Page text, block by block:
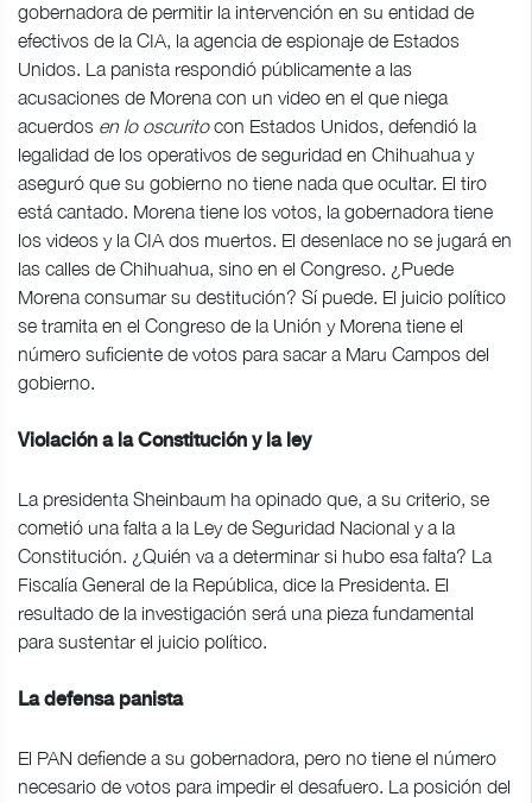
gobernadora de permitir la intervención en su entidad de
efectivos de la CIA, la agencia de espionaje de Estados
Unidos. La panista respondió públicamente a las
acusaciones de Morena con un video en el que niega
acuerdos en lo oscuritocon Estados Unidos, defendió la
legalidad de los operativos de seguridad en Chihuahua y
aseguró que su gobierno no tiene nada que ocultar. El tiro
está cantado. Morena tiene los votos, la gobernadora tiene
los videos y la CIA dos muertos. El desenlace no se jugará en
las calles de Chihuahua, sino en el Congreso. ¿Puede
Morena consumar su destitución? Sí puede. El juicio político
se tramita en el Congreso de la Unión y Morena tiene el
número suficiente de votos para sacar a Maru Campos del
gobierno.
Violación a la Constitución y la ley
La presidenta Sheinbaum ha opinado que, a su criterio, se
cometió una falta a la Ley de Seguridad Nacional y a la
Constitución. ¿Quién va a determinar si hubo esa falta? La
Fiscalía General de la República, dice la Presidenta. El
resultado de la investigación será una pieza fundamental
para sustentar el juicio político.
La defensa panista
El PAN defiende a su gobernadora, pero no tiene el número
necesario de votos para impedir el desafuero. La posición del